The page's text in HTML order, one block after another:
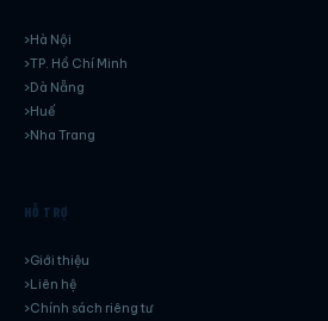
Hà Nội
TP. Hồ Chí Minh
Dà Nẵng
Huế
Nha Trang
HỖ TRỢ
Giới thiệu
Liên hệ
Chính sách riêng tư